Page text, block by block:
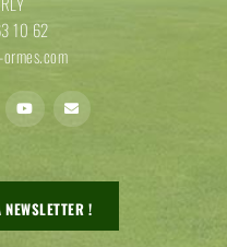
10 62
!